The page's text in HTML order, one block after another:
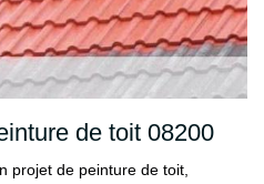
de toit 08200
projet de peinture de toit,